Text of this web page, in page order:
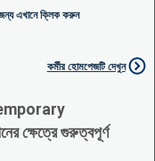
এখানে ক্লিক করুন
কর্মীর হোমপেজটি দেখুন
ক্ষেত্রে গুরুত্বপূর্ণ